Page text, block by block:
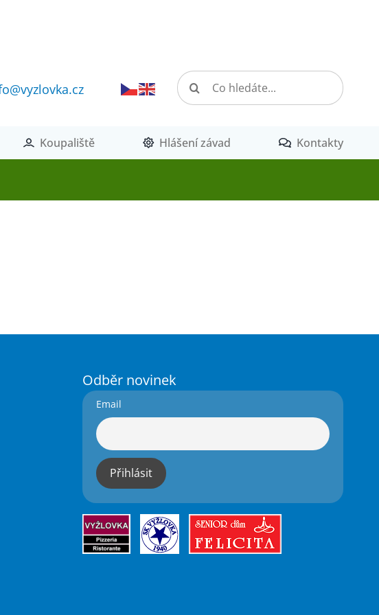
Hledat:
Koupaliště Hlášení závad Kontakty
Odběr novinek
Email